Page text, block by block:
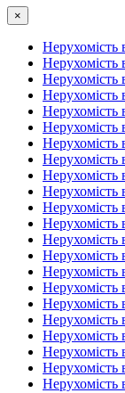
×
Нерухомість
Нерухомість
Нерухомість
Нерухомість
Нерухомість
Нерухомість
Нерухомість
Нерухомість
Нерухомість
Нерухомість
Нерухомість
Нерухомість
Нерухомість
Нерухомість
Нерухомість
Нерухомість
Нерухомість
Нерухомість
Нерухомість
Нерухомість
Нерухомість
Нерухомість